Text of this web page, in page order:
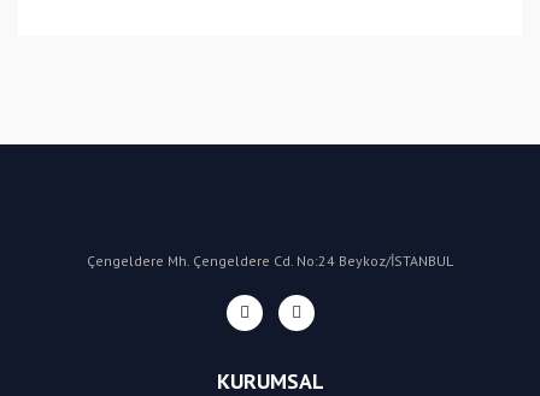
Çengeldere Mh. Çengeldere Cd. No:24 Beykoz/İSTANBUL
KURUMSAL